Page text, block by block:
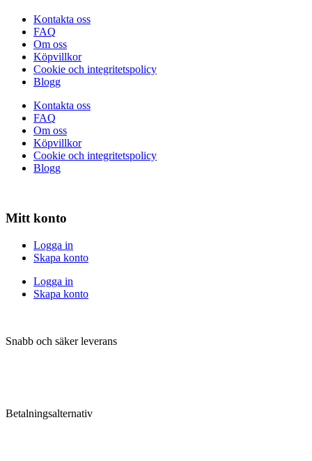
Kontakta oss
FAQ
Om oss
Köpvillkor
Cookie och integritetspolicy
Blogg
Kontakta oss
FAQ
Om oss
Köpvillkor
Cookie och integritetspolicy
Blogg
Mitt konto
Logga in
Skapa konto
Logga in
Skapa konto
Snabb och säker leverans
Betalningsalternativ